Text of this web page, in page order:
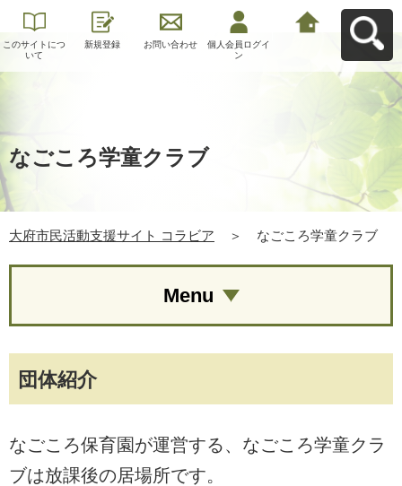
このサイトにつ
いて
新規登録 お問い合わせ
個人会員ログイ
ン
なごころ学童クラブ
大府市民活動支援サイト コラビア ＞ なごころ学童クラブ
団体紹介
なごころ保育園が運営する、なごころ学童クラ
ブは放課後の居場所です。
Menu